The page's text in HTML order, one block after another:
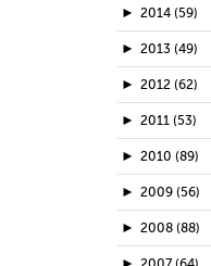
► 2014 (59)
► 2013 (49)
► 2012 (62)
► 2011 (53)
► 2010 (89)
► 2009 (56)
► 2008 (88)